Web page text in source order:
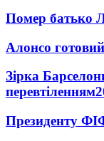
Помер батько
Алонсо
Зірка
перевтіленням
Президенту